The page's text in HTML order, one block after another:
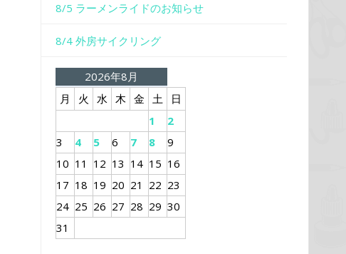
8/5 ラーメンライドのお知らせ
8/4 外房サイクリング
2026年8月
月
火 水 木 金 土
日
1
2
3
4 5 6 7 8
9
10 11 12 13 14 15 16
17 18 19 20 21 22 23
24 25 26 27 28 29 30
31